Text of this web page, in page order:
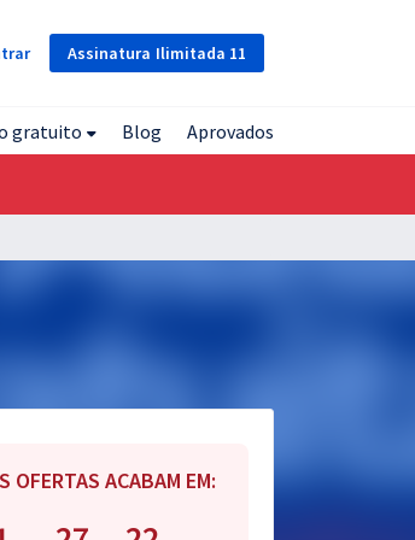
Assinatura Ilimitada 11
gratuito Blog Aprovados
OFERTAS ACABAM EM: